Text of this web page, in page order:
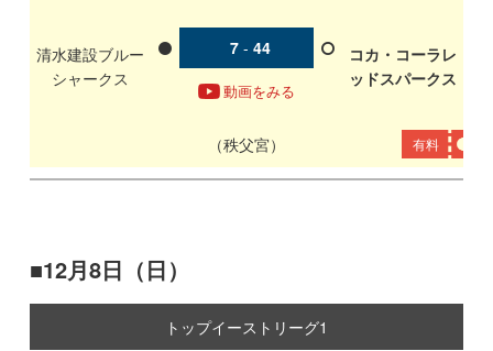
清水建設ブルー
シャークス
7 - 44
動画をみる
コカ・コーラレ
ッドスパークス
秩父宮 有料
12月8日（日）
トップイーストリーグ1